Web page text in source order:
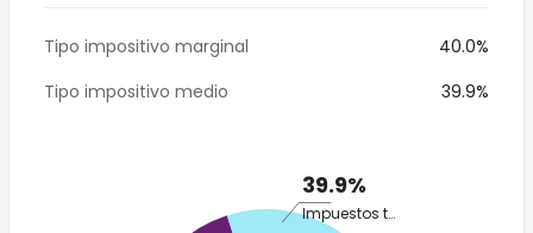
Tipo impositivo marginal
40.0%
Tipo impositivo medio
39.9%
39.9%
Impuestos totales